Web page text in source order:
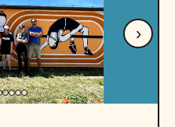
›